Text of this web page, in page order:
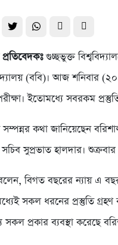
প্রতিবেদকঃগুচ্ছভুক্ত
(ববি)। আজ শনিবার
ইতোমধ্যে সবরকম
সম্পন্নর কথা জানিয়েছেন
সুপ্রভাত হালদার। শুক্রবার
বিগত বছরের ন্যায় এ
সকল ধরনের প্রস্তুতি গ্রহণ
সকল প্রকার ব্যবস্থা করেছে